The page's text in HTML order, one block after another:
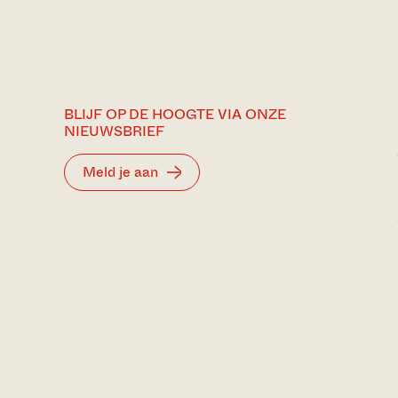
BLIJF OP DE HOOGTE VIA ONZE
NIEUWSBRIEF
Meld je aan